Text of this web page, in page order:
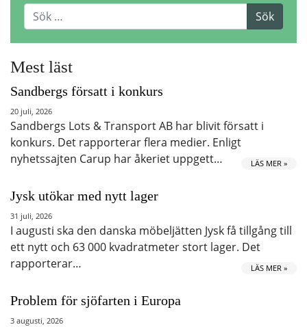
Mest läst
Sandbergs försatt i konkurs
20 juli, 2026
Sandbergs Lots & Transport AB har blivit försatt i
konkurs. Det rapporterar flera medier. Enligt
nyhetssajten Carup har åkeriet uppgett…
LÄS MER »
Jysk utökar med nytt lager
31 juli, 2026
I augusti ska den danska möbeljätten Jysk få tillgång till
ett nytt och 63 000 kvadratmeter stort lager. Det
rapporterar…
LÄS MER »
Problem för sjöfarten i Europa
3 augusti, 2026